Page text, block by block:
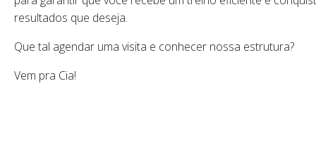
resultados que deseja.
Que tal agendar uma visita e conhecer nossa estrutura?
Vem pra Cia!